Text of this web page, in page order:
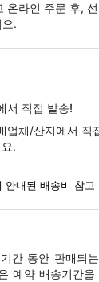
온라인 주문 후,
.
서 직접 발송!
업체/산지에서 직
.
안내된 배송비 참고
간 동안 판매되
예약 배송기간